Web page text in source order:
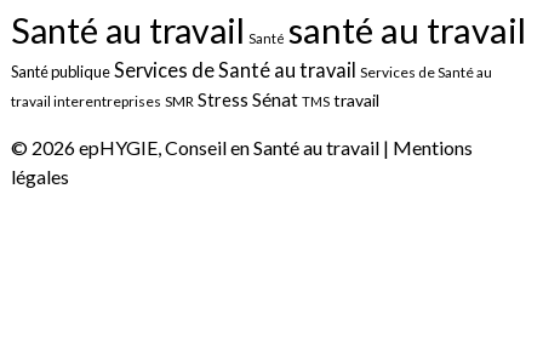
Santé au travail Santé santé au travail
Santé publique Services de Santé au travail Services de Santé au
travail interentreprises SMR Stress Sénat TMS travail
© 2026 epHYGIE, Conseil en Santé au travail | Mentions
légales